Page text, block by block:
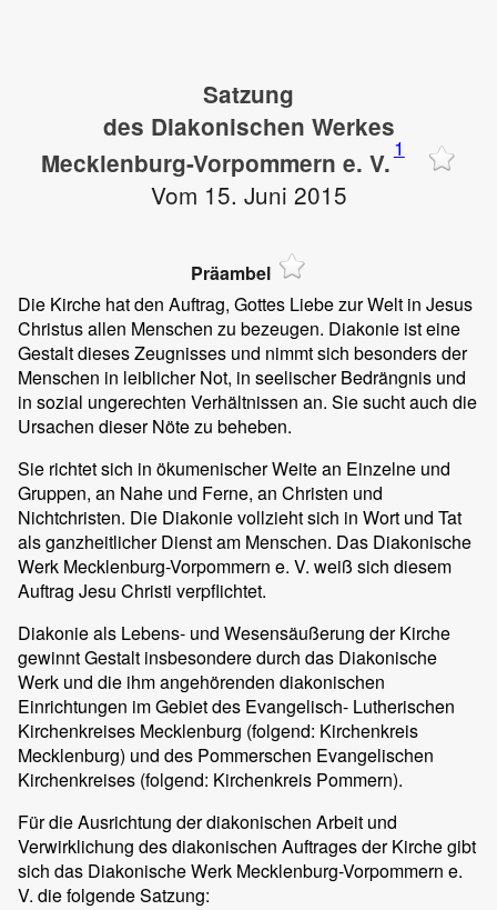
Satzung
des Diakonischen Werkes
Mecklenburg-Vorpommern e. V. 1
Vom 15. Juni 2015
Präambel
Die Kirche hat den Auftrag, Gottes Liebe zur Welt in Jesus
Christus allen Menschen zu bezeugen. Diakonie ist eine
Gestalt dieses Zeugnisses und nimmt sich besonders der
Menschen in leiblicher Not, in seelischer Bedrängnis und
in sozial ungerechten Verhältnissen an. Sie sucht auch die
Ursachen dieser Nöte zu beheben.
Sie richtet sich in ökumenischer Weite an Einzelne und
Gruppen, an Nahe und Ferne, an Christen und
Nichtchristen. Die Diakonie vollzieht sich in Wort und Tat
als ganzheitlicher Dienst am Menschen. Das Diakonische
Werk Mecklenburg-Vorpommern e. V. weiß sich diesem
Auftrag Jesu Christi verpflichtet.
Diakonie als Lebens- und Wesensäußerung der Kirche
gewinnt Gestalt insbesondere durch das Diakonische
Werk und die ihm angehörenden diakonischen
Einrichtungen im Gebiet des Evangelisch- Lutherischen
Kirchenkreises Mecklenburg (folgend: Kirchenkreis
Mecklenburg) und des Pommerschen Evangelischen
Kirchenkreises (folgend: Kirchenkreis Pommern).
Für die Ausrichtung der diakonischen Arbeit und
Verwirklichung des diakonischen Auftrages der Kirche gibt
sich das Diakonische Werk Mecklenburg-Vorpommern e.
V. die folgende Satzung: